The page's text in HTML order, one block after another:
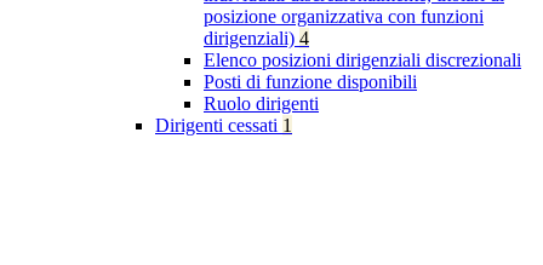
posizione organizzativa con funzioni
dirigenziali) 4
Elenco posizioni dirigenziali discrezionali
Posti di funzione disponibili
Ruolo dirigenti
Dirigenti cessati 1